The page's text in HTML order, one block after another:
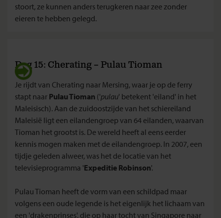
stoort, ze kunnen anders terugkeren naar zee zonder
eieren te hebben gelegd.
Dag 15: Cherating – Pulau Tioman
Je rijdt van Cherating naar Mersing, waar je op de ferry
stapt naar Pulau Tioman ('pulau' betekent 'eiland' in het
Maleisisch). Aan de zuidoostzijde van het schiereiland
Maleisië ligt een eilandengroep van 64 eilanden, waarvan
Tioman het grootst is. De wereld heeft al eens eerder
kennis mogen maken met de eilandengroep. In 2007, een
tijdje geleden alweer, was het de locatie van het
televisieprogramma 'Expeditie Robinson'.
Pulau Tioman heeft de vorm van een schildpad maar
volgens een oude legende is het eigenlijk het lichaam van
een 'drakenprinses', die op haar tocht van Singapore naar